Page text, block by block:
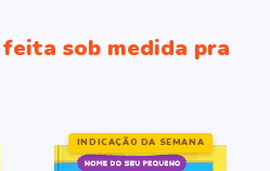
sob medida pra
INDICAÇÃO DA SEMANA